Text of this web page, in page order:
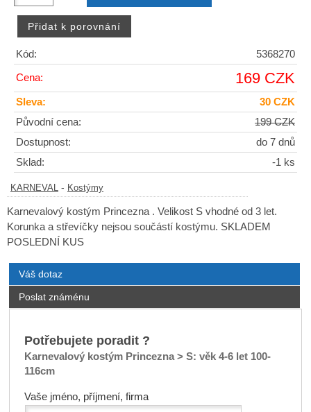
Kód: 5368270
Cena: 169 CZK
Sleva:
30 CZK
Původní cena:
199 CZK
Dostupnost:
do 7 dnů
Sklad:
-1 ks
KARNEVAL - Kostýmy
Karnevalový kostým Princezna . Velikost S vhodné od 3 let.
Korunka a střevíčky nejsou součástí kostýmu. SKLADEM
POSLEDNÍ KUS
Váš dotaz
Poslat známénu
Potřebujete poradit ?
Karnevalový kostým Princezna > S: věk 4-6 let 100-
116cm
Vaše jméno, příjmení, firma